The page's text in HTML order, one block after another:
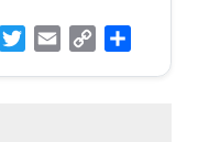
FacebookTwitterEmail Copy